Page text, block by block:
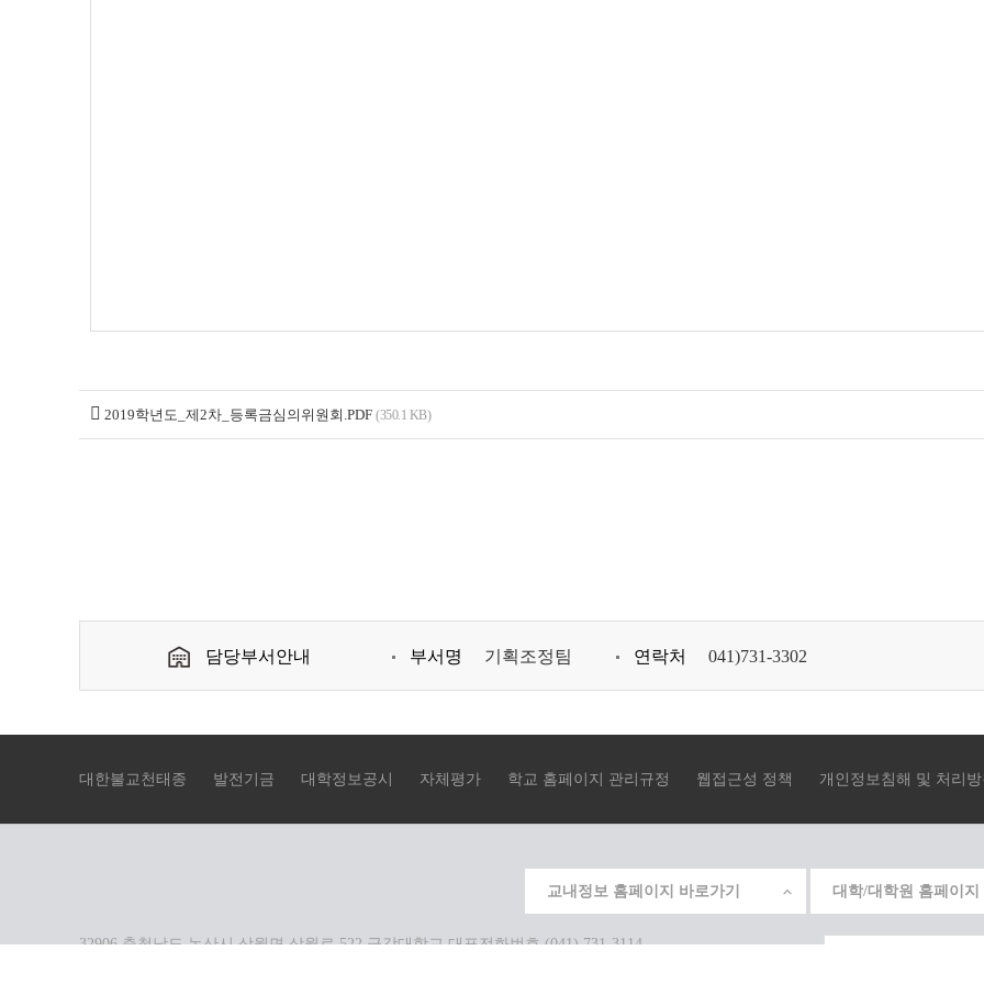
2019학년도_제2차_등록금심의위원회.PDF (350.1 KB)
담당부서안내 부서명 기획조정팀 연락처 041)731-3302
대한불교천태종 발전기금 대학정보공시 자체평가 학교 홈페이지 관리규정 웹접근성 정책 개인정보침해 및 처리
32906 충청남도 논산시 상월면 상월로 522 금강대학교 대표전화번호 (041) 731-3114
교내정보 홈페이지 바로가기 대학/대학원 홈페이지